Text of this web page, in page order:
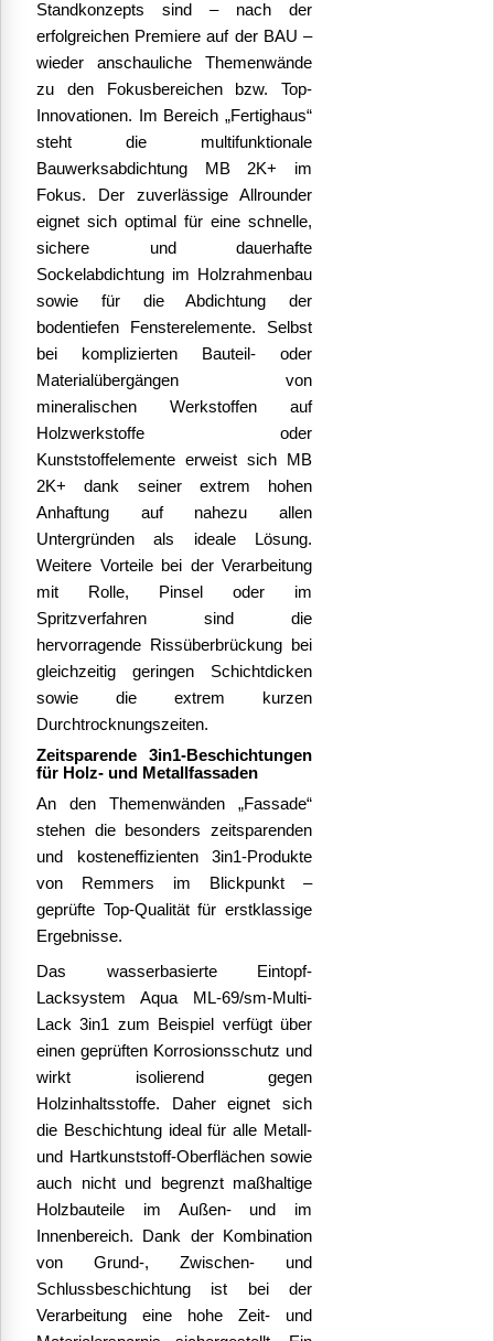
Standkonzepts sind – nach der
erfolgreichen Premiere auf der BAU –
wieder anschauliche Themenwände
zu den Fokusbereichen bzw. Top-
Innovationen. Im Bereich „Fertighaus“
steht die multifunktionale
Bauwerksabdichtung MB 2K+ im
Fokus. Der zuverlässige Allrounder
eignet sich optimal für eine schnelle,
sichere und dauerhafte
Sockelabdichtung im Holzrahmenbau
sowie für die Abdichtung der
bodentiefen Fensterelemente. Selbst
bei komplizierten Bauteil- oder
Materialübergängen von
mineralischen Werkstoffen auf
Holzwerkstoffe oder
Kunststoffelemente erweist sich MB
2K+ dank seiner extrem hohen
Anhaftung auf nahezu allen
Untergründen als ideale Lösung.
Weitere Vorteile bei der Verarbeitung
mit Rolle, Pinsel oder im
Spritzverfahren sind die
hervorragende Rissüberbrückung bei
gleichzeitig geringen Schichtdicken
sowie die extrem kurzen
Durchtrocknungszeiten.
Zeitsparende 3in1-Beschichtungen
für Holz- und Metallfassaden
An den Themenwänden „Fassade“
stehen die besonders zeitsparenden
und kosteneffizienten 3in1-Produkte
von Remmers im Blickpunkt –
geprüfte Top-Qualität für erstklassige
Ergebnisse.
Das wasserbasierte Eintopf-
Lacksystem Aqua ML-69/sm-Multi-
Lack 3in1 zum Beispiel verfügt über
einen geprüften Korrosionsschutz und
wirkt isolierend gegen
Holzinhaltsstoffe. Daher eignet sich
die Beschichtung ideal für alle Metall-
und Hartkunststoff-Oberflächen sowie
auch nicht und begrenzt maßhaltige
Holzbauteile im Außen- und im
Innenbereich. Dank der Kombination
von Grund-, Zwischen- und
Schlussbeschichtung ist bei der
Verarbeitung eine hohe Zeit- und